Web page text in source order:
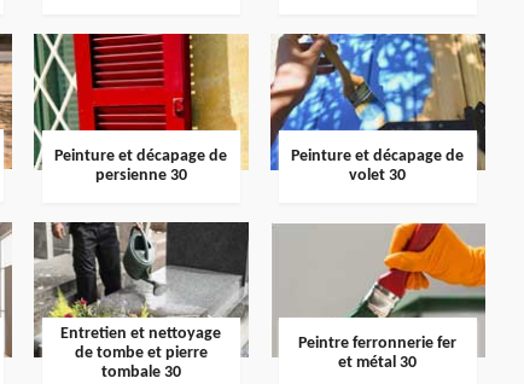
Peinture et décapage de
persienne 30
Peinture et décapage de
volet 30
Entretien et nettoyage
de tombe et pierre
tombale 30
Peintre ferronnerie fer
et métal 30